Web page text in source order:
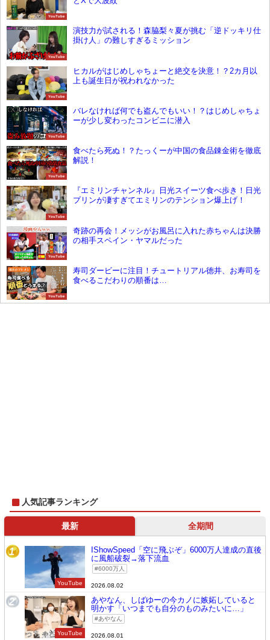
YouTube
YouTube
演技力が試される！森脇梨々夏が挑む「逆ドッキリ仕
掛け人」の難しすぎるミッション
YouTube
ヒカルがはじめしゃちょーと絶交を決意！？2カ月以
上も誕生日が祝われなかった
YouTube
バレなければ何でも盗んでもいい！？はじめしゃちょ
ーが少し変わったコンビニに潜入
YouTube
食べたら死ぬ！？たっくーが中国の食品錬金術を徹底
解説！
YouTube
『エミリンチャンネル』日光スイーツ食べ歩き！日光
プリンが凄すぎてエミリンのテンション爆上げ！
YouTube
奇跡の再会！メッシがお風呂に入れた赤ちゃんは決勝
の相手スペイン・ヤマルだった
YouTube
寿司ダービーに注目！チュートリアル徳井、お寿司を
食べるこだわりの順番は…
人気記事ランキング
最新 全期間
1
YouTube
IShowSpeed「空に飛ぶぞ」6000万人達成の直後
に風船破裂→落下流血
6000万人
2026.08.02
2
YouTube
あやなん、しばゆーの今カノに嫉妬していると
明かす「いつまでも自分のものみたいに…」
あやなん
2026.08.01